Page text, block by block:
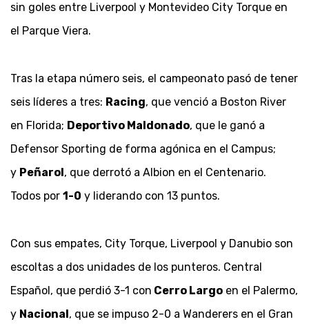
sin goles entre Liverpool y Montevideo City Torque en
el Parque Viera.
Tras la etapa número seis, el campeonato pasó de tener
seis líderes a tres: Racing, que venció a Boston River
en Florida; Deportivo Maldonado, que le ganó a
Defensor Sporting de forma agónica en el Campus;
y Peñarol, que derrotó a Albion en el Centenario.
Todos por 1-0 y liderando con 13 puntos.
Con sus empates, City Torque, Liverpool y Danubio son
escoltas a dos unidades de los punteros. Central
Español, que perdió 3-1 con Cerro Largo en el Palermo,
y Nacional, que se impuso 2-0 a Wanderers en el Gran